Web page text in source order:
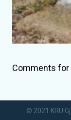
Comments for
© 2021 KRU